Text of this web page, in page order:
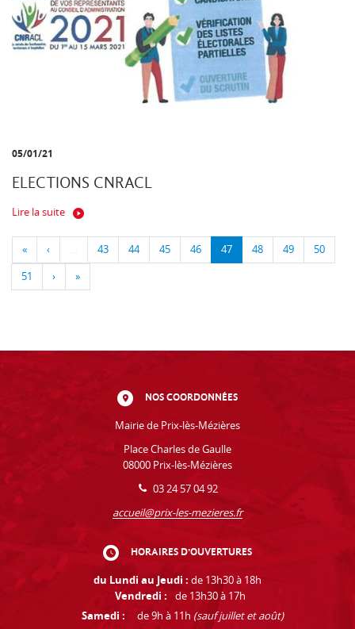
05/01/21
ELECTIONS CNRACL
Lire la suite
« ‹ … 43 44 45 46 47 48 49 50
51 › »
NOS COORDONNÉES
Mairie de Prix-lès-Mézières
Place Charles de Gaulle
08000 Prix-lès-Mézières
03 24 57 04 92
accueil@prix-les-mezieres.fr
HORAIRES D'OUVERTURES
du Lundi au Jeudi : de 13h30 à 18h
Vendredi :
de 13h30 à 17h
Samedi :
de 9h à 11h (sauf juillet et août)